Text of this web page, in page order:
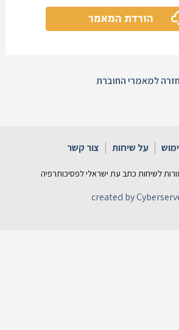
הורדת המאמר
חזרה למאמרי החוברת
על שיחות צור קשר
לשיחות כתב עת ישראלי לפסיכותרפיה
created by